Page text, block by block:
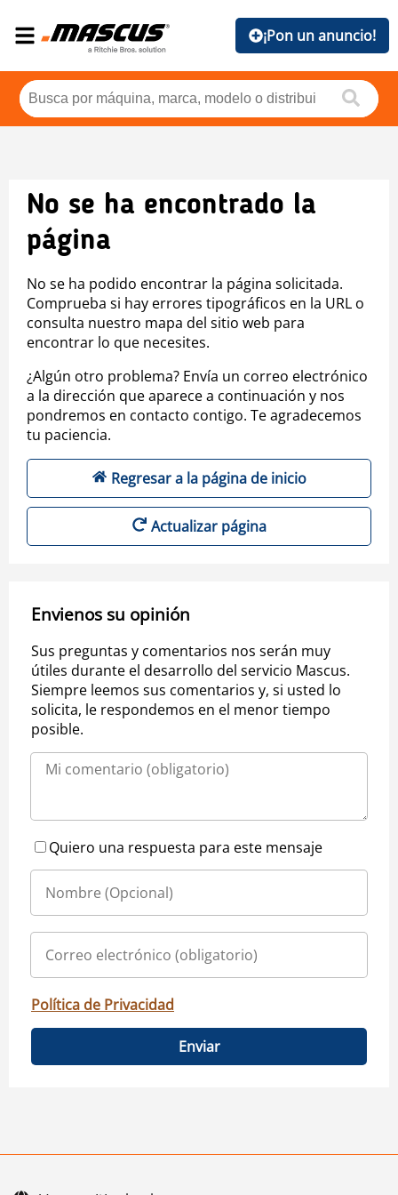
¡Pon un anuncio!
No se ha encontrado la
página
No se ha podido encontrar la página solicitada.
Comprueba si hay errores tipográficos en la URL o
consulta nuestro mapa del sitio web para
encontrar lo que necesites.
¿Algún otro problema? Envía un correo electrónico
a la dirección que aparece a continuación y nos
pondremos en contacto contigo. Te agradecemos
tu paciencia.
Regresar a la página de inicio
Actualizar página
Envienos su opinión
Sus preguntas y comentarios nos serán muy
útiles durante el desarrollo del servicio Mascus.
Siempre leemos sus comentarios y, si usted lo
solicita, le respondemos en el menor tiempo
posible.
Quiero una respuesta para este mensaje
Política de Privacidad
Enviar